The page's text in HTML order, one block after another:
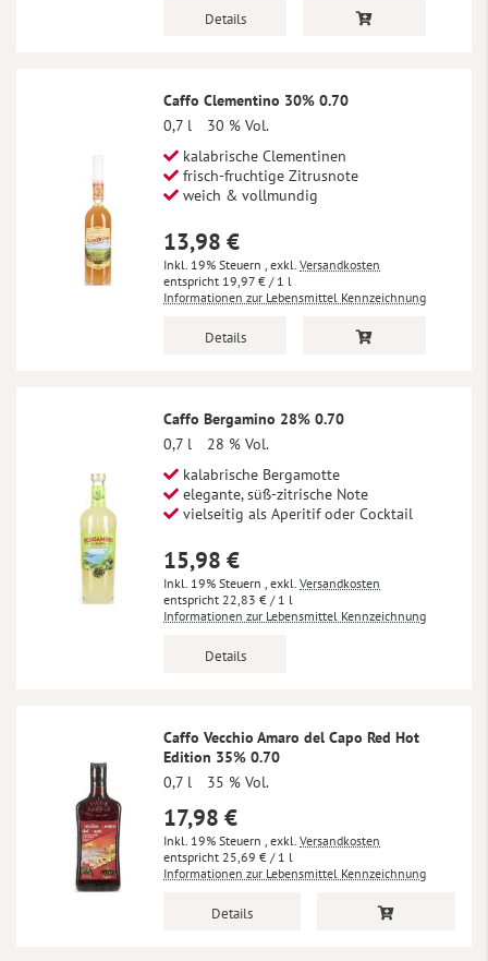
Details
Caffo Clementino 30% 0.70
0,7 l
30 % Vol.
kalabrische Clementinen
frisch-fruchtige Zitrusnote
weich & vollmundig
13,98 €
Inkl. 19% Steuern , exkl. Versandkosten
19,97 € / 1 l
Informationen zur Lebensmittel Kennzeichnung
Details
Caffo Bergamino 28% 0.70
0,7 l
28 % Vol.
kalabrische Bergamotte
elegante, süß-zitrische Note
vielseitig als Aperitif oder Cocktail
15,98 €
Inkl. 19% Steuern , exkl. Versandkosten
22,83 € / 1 l
Informationen zur Lebensmittel Kennzeichnung
Details
Caffo Vecchio Amaro del Capo Red Hot
Edition 35% 0.70
0,7 l
35 % Vol.
17,98 €
Inkl. 19% Steuern , exkl. Versandkosten
25,69 € / 1 l
Informationen zur Lebensmittel Kennzeichnung
Details